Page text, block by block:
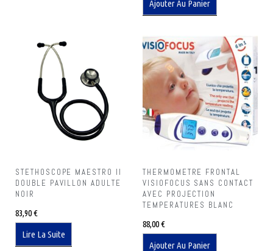
Ajouter Au Panier
STETHOSCOPE MAESTRO II
DOUBLE PAVILLON ADULTE
NOIR
83,90€
Lire La Suite
THERMOMETRE FRONTAL
VISIOFOCUS SANS CONTACT
AVEC PROJECTION
TEMPERATURES BLANC
88,00€
Ajouter Au Panier